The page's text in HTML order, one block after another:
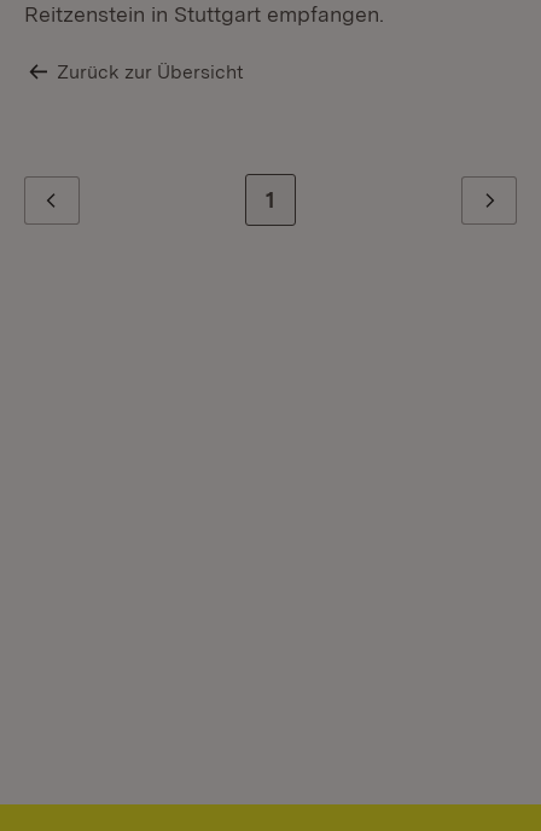
Reitzenstein in Stuttgart empfangen.
Zurück zur Übersicht
Zur letzten Seite
1 Weiter